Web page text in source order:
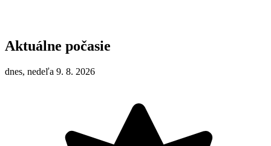
Aktuálne počasie
dnes, nedeľa 9. 8. 2026